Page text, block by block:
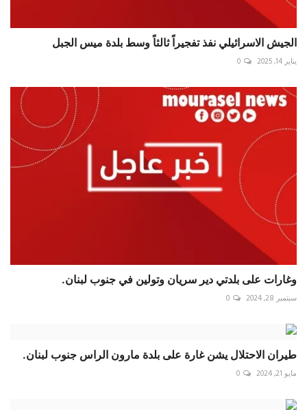
الجيش الاسرائيلي نفذ تفجيراً ثالثاً وسط بلدة ميس الجبل
يناير 14, 2025 0
وغارات على بلدتي دير سريان وتولين في جنوب لبنان.
سبتمبر 28, 2024 0
طيران الاحتلال يشن غارة على بلدة مارون الراس جنوب لبنان.
مايو 21, 2024 0